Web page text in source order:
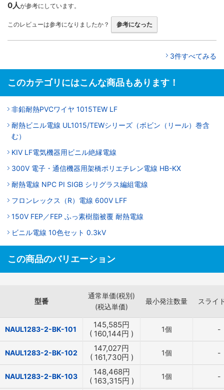
0人が参考にしています。
このレビューは参考になりましたか？ 参考になった
3件すべてみる
このカテゴリにはこんな商品もあります！
非鉛耐熱PVCワイヤ 1015TEW LF
耐熱ビニル電線 UL1015/TEWシリーズ（ボビン（リール）巻含
む）
KIV LF電気機器用ビニル絶縁電線
300V 電子・通信機器用架橋ポリエチレン電線 HB-KX
耐熱電線 NPC PI SIGB シリグラス編組電線
フロンレックス（R）電線 600V LFF
150V FEP／FEP ふっ素樹脂被覆 耐熱電線
ビニル電線 10色セット 0.3kV
この商品のバリエーション
型番
通常単価(税別)
(税込単価)
最小発注数量 スライ
NAUL1283-2-BK-101 145,585円
( 160,144円 ) 1個 -
NAUL1283-2-BK-102 147,027円
( 161,730円 ) 1個 -
NAUL1283-2-BK-103 148,468円
( 163,315円 ) 1個 -